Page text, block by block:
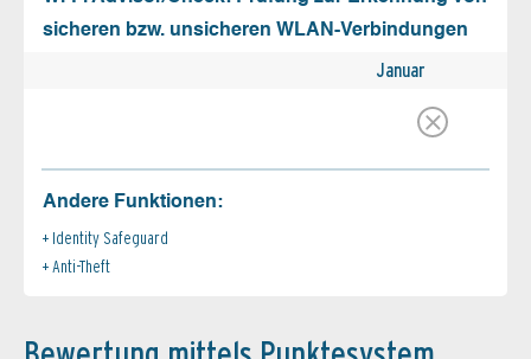
sicheren bzw. unsicheren WLAN-Verbindungen
Januar
Andere Funktionen:
Identity Safeguard
Anti-Theft